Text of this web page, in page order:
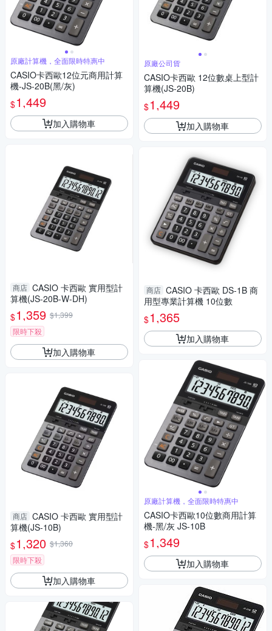
原廠計算機，全面限時特惠中
CASIO卡西歐12位元商用計算
機-JS-20B(黑/灰)
$1,449
加入購物車
商店 CASIO 卡西歐 實用型計
算機(JS-20B-W-DH)
$1,359 $1,399
限時下殺
加入購物車
商店 CASIO 卡西歐 實用型計
算機(JS-10B)
$1,320 $1,360
限時下殺
加入購物車
原廠公司貨
CASIO卡西歐 12位數桌上型計
算機(JS-20B)
$1,449
加入購物車
商店 CASIO 卡西歐 DS-1B 商
用型專業計算機 10位數
$1,365
加入購物車
原廠計算機，全面限時特惠中
CASIO卡西歐10位數商用計算
機-黑/灰 JS-10B
$1,349
加入購物車